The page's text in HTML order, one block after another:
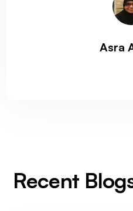
Asra
Recent